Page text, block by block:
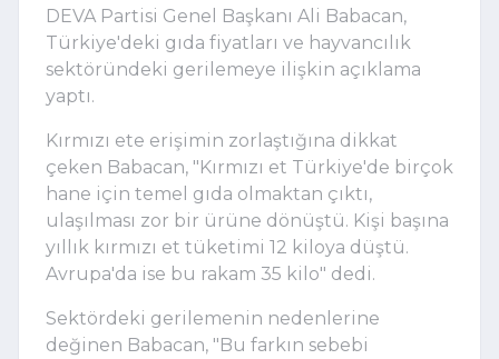
DEVA Partisi Genel Başkanı Ali Babacan,
Türkiye'deki gıda fiyatları ve hayvancılık
sektöründeki gerilemeye ilişkin açıklama
yaptı.
Kırmızı ete erişimin zorlaştığına dikkat
çeken Babacan, "Kırmızı et Türkiye'de birçok
hane için temel gıda olmaktan çıktı,
ulaşılması zor bir ürüne dönüştü. Kişi başına
yıllık kırmızı et tüketimi 12 kiloya düştü.
Avrupa'da ise bu rakam 35 kilo" dedi.
Sektördeki gerilemenin nedenlerine
değinen Babacan, "Bu farkın sebebi